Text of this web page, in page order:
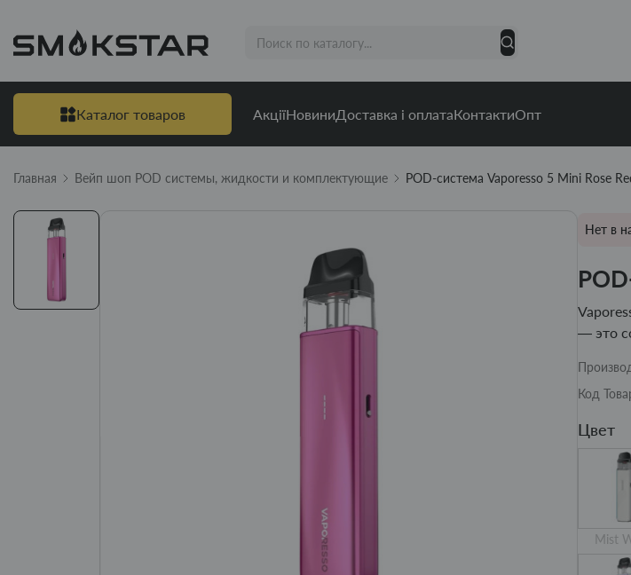
Каталог товаров АкціїНовиниДоставка і оплатаКонтактиОпт
Главная Вейп шоп POD системы, жидкости и комплектующие POD-система Vaporesso 5 Mini Rose
Нет в
— это
Код
Цвет
Mist